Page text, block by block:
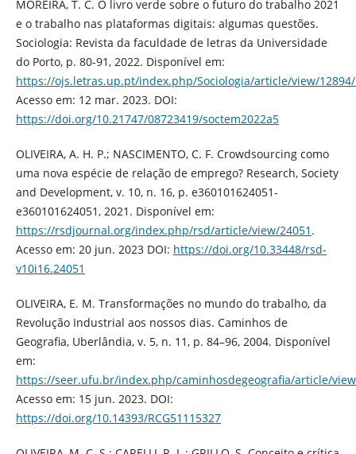
MOREIRA, T. C. O livro verde sobre o futuro do trabalho 2021
e o trabalho nas plataformas digitais: algumas questões.
Sociologia: Revista da faculdade de letras da Universidade
do Porto, p. 80-91, 2022. Disponível em:
https://ojs.letras.up.pt/index.php/Sociologia/article/view/
Acesso em: 12 mar. 2023. DOI:
https://doi.org/10.21747/08723419/soctem2022a5
OLIVEIRA, A. H. P.; NASCIMENTO, C. F. Crowdsourcing como
uma nova espécie de relação de emprego? Research, Society
and Development, v. 10, n. 16, p. e360101624051-
e360101624051, 2021. Disponível em:
https://rsdjournal.org/index.php/rsd/article/view/24051 .
Acesso em: 20 jun. 2023 DOI: https://doi.org/10.33448/rsd-
v10i16.24051
OLIVEIRA, E. M. Transformações no mundo do trabalho, da
Revolução Industrial aos nossos dias. Caminhos de
Geografia, Uberlândia, v. 5, n. 11, p. 84–96, 2004. Disponível
em:
https://seer.ufu.br/index.php/caminhosdegeografia/article/
Acesso em: 15 jun. 2023. DOI:
https://doi.org/10.14393/RCG51115327